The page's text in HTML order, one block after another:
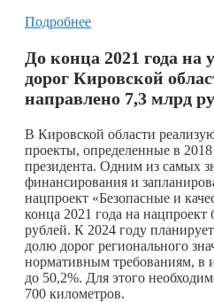
Подробнее
До конца 2021 года на
дорог Кировской
направлено 7,3 млрд
В Кировской области
проекты, определенные в
президента. Одним из самых
финансирования и
нацпроект «Безопасные и
конца 2021 года на нацпроект
рублей. К 2024 году
долю дорог регионального
нормативным требованиям, в
до 50,2%. Для этого
700 километров.